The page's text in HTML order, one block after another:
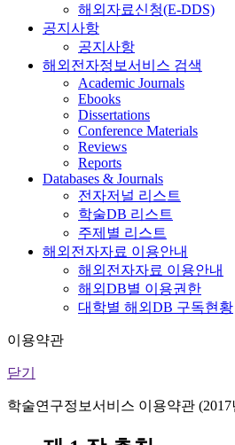
해외자료신청(E-DDS)
공지사항
공지사항
해외전자정보서비스 검색
Academic Journals
Ebooks
Dissertations
Conference Materials
Reviews
Reports
Databases & Journals
전자저널 리스트
학술DB 리스트
주제별 리스트
해외전자자료 이용안내
해외전자자료 이용안내
해외DB별 이용권한
대학별 해외DB 구독현황
이용약관
닫기
학술연구정보서비스 이용약관